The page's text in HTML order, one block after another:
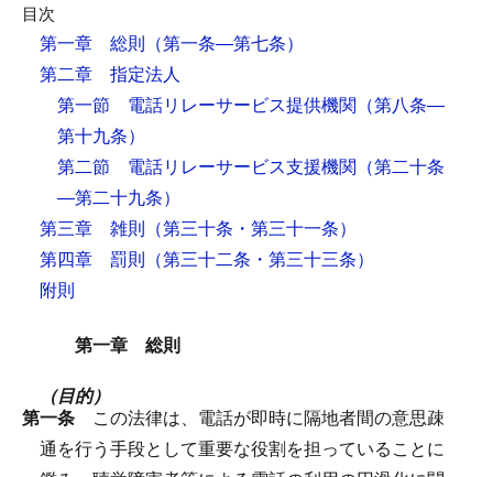
目次
第一章 総則 （第一条―第七条）
第二章 指定法人
第一節 電話リレーサービス提供機関 （第八条―
第十九条）
第二節 電話リレーサービス支援機関 （第二十条
―第二十九条）
第三章 雑則 （第三十条・第三十一条）
第四章 罰則 （第三十二条・第三十三条）
附則
第一章 総則
（目的）
第一条 この法律は、電話が即時に隔地者間の意思疎
通を行う手段として重要な役割を担っていることに